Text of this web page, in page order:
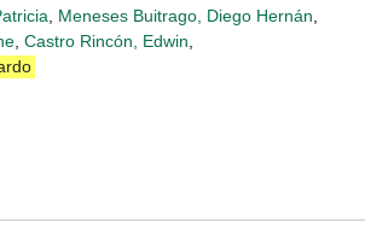
, Meneses Buitrago, Diego Hernán,
, Castro Rincón, Edwin,